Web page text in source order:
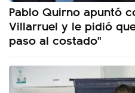
Pablo Quirno apuntó
Villarruel y le pidió
paso al costado"